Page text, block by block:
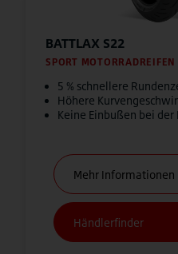
BATTLAX S22
SPORT MOTORRADREIFEN
5 % schnellere
Höhere
Keine Einbußen bei der